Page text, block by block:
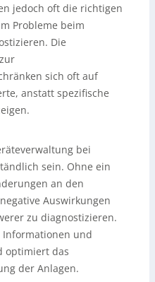
jedoch oft die richtigen
Probleme beim
Die
sich oft auf
anstatt spezifische
bei
sein. Ohne ein
an den
Auswirkungen
zu diagnostizieren.
Informationen und
optimiert das
der Anlagen.